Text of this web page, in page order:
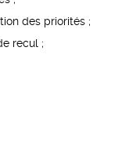
des priorités ;
recul ;